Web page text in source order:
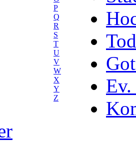
P
Q
R
S
T
U
V
W
X
Y
Z
Ev.